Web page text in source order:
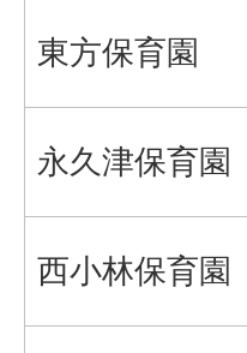
東方保育園
永久津保育園
西小林保育園